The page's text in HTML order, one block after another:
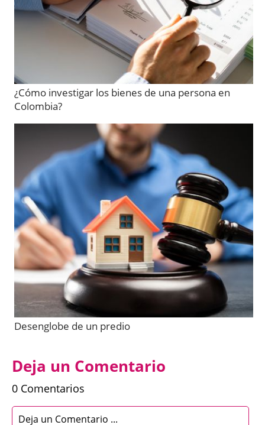
¿Cómo investigar los bienes de una persona en
Colombia?
Desenglobe de un predio
Deja un Comentario
0 Comentarios